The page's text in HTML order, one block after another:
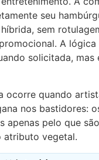
seu
sem
A
solicitada, mas
ocorre quando
nos bastidores:
apenas pelo que
atributo vegetal.